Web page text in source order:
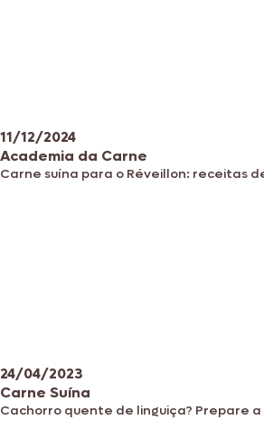
11/12/2024
Academia da Carne
Carne suína para o Réveillon: receitas
24/04/2023
Carne Suína
Cachorro quente de linguiça? Prepare